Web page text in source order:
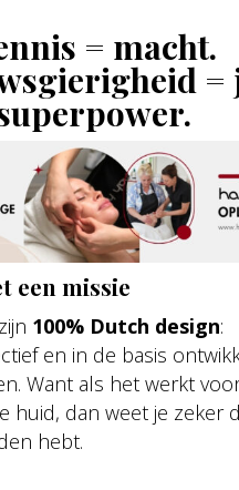
= macht.
=
een missie
100% Dutch design:
en in de basis
Want als het werkt
huid, dan weet je zeker
hebt.